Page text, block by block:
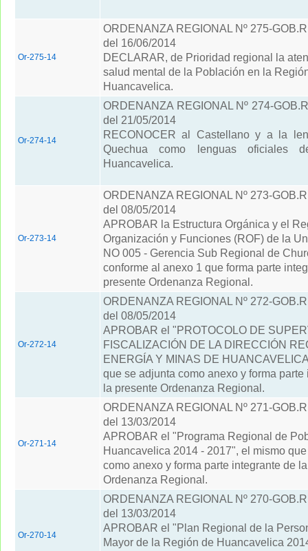
Or-275-14
ORDENANZA REGIONAL Nº 275-
del 16/06/2014
DECLARAR, de Prioridad regional la
salud mental de la Población en la
Huancavelica.
Or-274-14
ORDENANZA REGIONAL Nº 274-
del 21/05/2014
RECONOCER al Castellano y a la
Quechua como lenguas oficiales
Huancavelica.
Or-273-14
ORDENANZA REGIONAL Nº 273-
del 08/05/2014
APROBAR la Estructura Orgánica y el
Organización y Funciones (ROF) de la
NO 005 - Gerencia Sub Regional de
conforme al anexo 1 que forma parte
presente Ordenanza Regional.
Or-272-14
ORDENANZA REGIONAL Nº 272-
del 08/05/2014
APROBAR el "PROTOCOLO DE
FISCALIZACIÓN DE LA DIRECCIÓN
ENERGÍA Y MINAS DE
que se adjunta como anexo y forma parte
la presente Ordenanza Regional.
Or-271-14
ORDENANZA REGIONAL Nº 271-
del 13/03/2014
APROBAR el "Programa Regional de
Huancavelica 2014 - 2017", el mismo
como anexo y forma parte integrante de
Ordenanza Regional.
Or-270-14
ORDENANZA REGIONAL Nº 270-
del 13/03/2014
APROBAR el "Plan Regional de la
Mayor de la Región de Huancavelica